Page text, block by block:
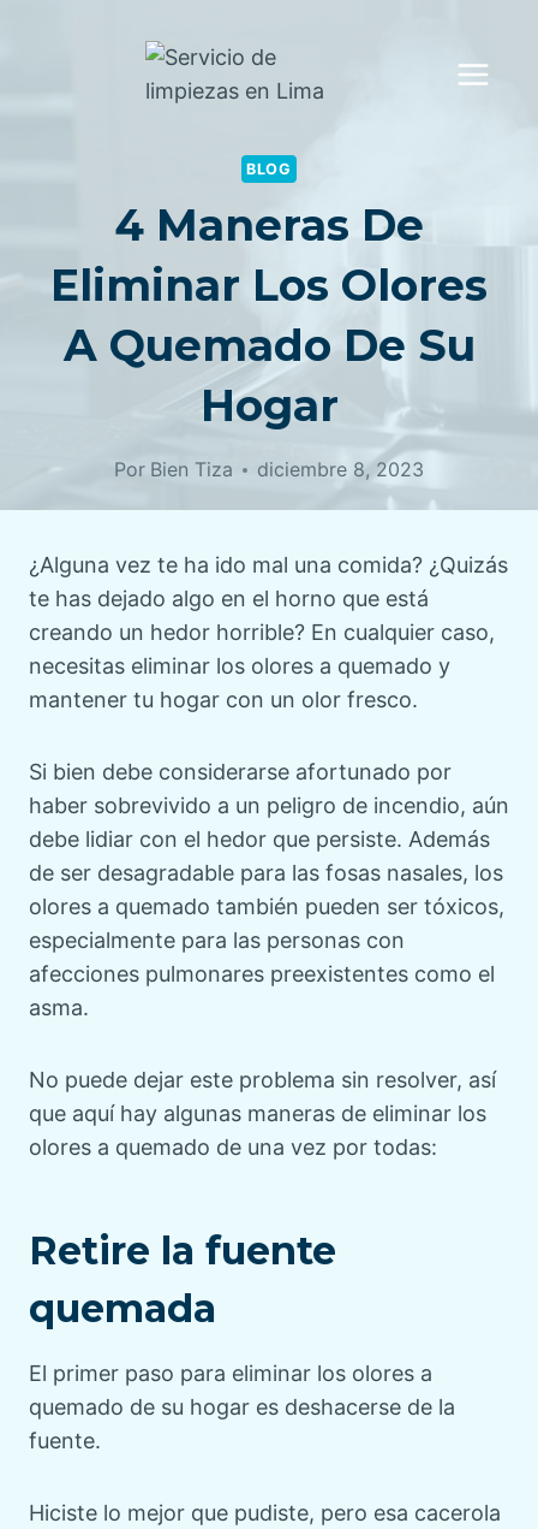
BLOG
4 Maneras De
Eliminar Los Olores
A Quemado De Su
Hogar
Por Bien Tiza diciembre 8, 2023
¿Alguna vez te ha ido mal una comida? ¿Quizás
te has dejado algo en el horno que está
creando un hedor horrible? En cualquier caso,
necesitas eliminar los olores a quemado y
mantener tu hogar con un olor fresco.
Si bien debe considerarse afortunado por
haber sobrevivido a un peligro de incendio, aún
debe lidiar con el hedor que persiste. Además
de ser desagradable para las fosas nasales, los
olores a quemado también pueden ser tóxicos,
especialmente para las personas con
afecciones pulmonares preexistentes como el
asma.
No puede dejar este problema sin resolver, así
que aquí hay algunas maneras de eliminar los
olores a quemado de una vez por todas:
Retire la fuente
quemada
El primer paso para eliminar los olores a
quemado de su hogar es deshacerse de la
fuente.
Hiciste lo mejor que pudiste, pero esa cacerola